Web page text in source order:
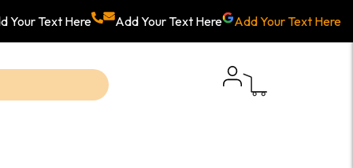
Your Text Here Add Your Text Here Add Your Text Here